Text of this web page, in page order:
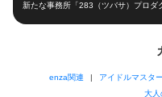
新たな事務所「283（ツバサ）プロダ
て、レッスンやお仕事、オーディシ
出場できるかは、プロデューサーの
ドルと信頼関係を築くのもプロデュ
enza関連 アイドルマスタ
大